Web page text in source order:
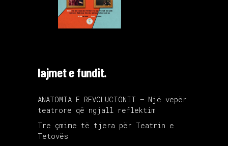
lajmet e fundit.
ANATOMIA E REVOLUCIONIT – Një vepër
teatrore që ngjall reflektim
Tre çmime të tjera për Teatrin e
Tetovës